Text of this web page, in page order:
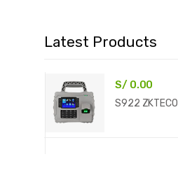
Latest Products
S/ 0.00
S922 ZKTECO